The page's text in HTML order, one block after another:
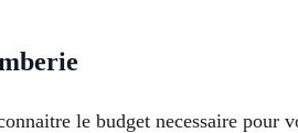
le budget necessaire pour